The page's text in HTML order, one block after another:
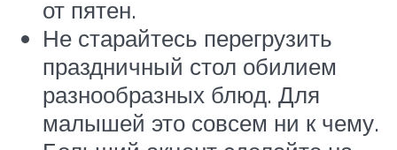
от пятен.
Не старайтесь перегрузить
праздничный стол обилием
разнообразных блюд. Для
малышей это совсем ни к чему.